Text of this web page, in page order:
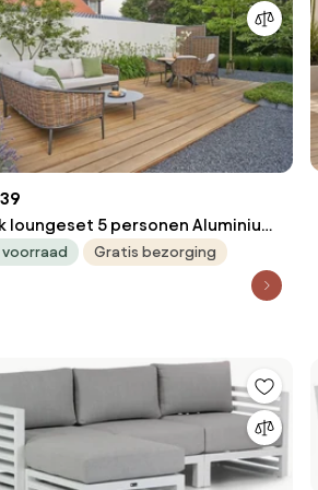
loungeset 5 personen Aluminium
Taupe Coco Ewa/Pacific
Gratis bezorging